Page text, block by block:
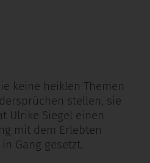
keine heiklen Themen
stellen, sie
Ulrike Siegel einen
mit dem Erlebten
Gang gesetzt.